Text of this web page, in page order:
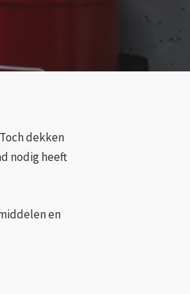
dekken
nodig heeft
en